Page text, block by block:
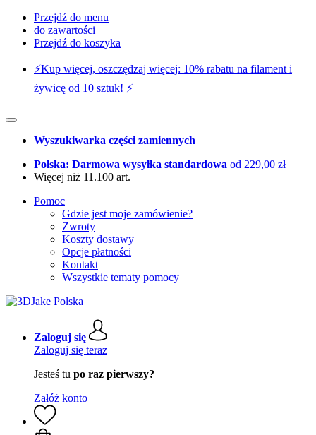
Przejdź do menu
do zawartości
Przejdź do koszyka
⚡️Kup więcej, oszczędzaj więcej: 10% rabatu na filament i
żywicę od 10 sztuk! ⚡️
Wyszukiwarka części zamiennych
Polska: Darmowa wysyłka standardowa od 229,00 zł
Więcej niż 11.100 art.
Pomoc
Gdzie jest moje zamówienie?
Zwroty
Koszty dostawy
Opcje płatności
Kontakt
Wszystkie tematy pomocy
Zaloguj się
Zaloguj się teraz
Jesteś tu po raz pierwszy?
Załóż konto